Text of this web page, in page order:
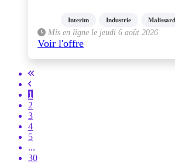
Interim Industrie Malissard
Mis en ligne le jeudi 6 août 2026
Voir l'offre
1
2
3
4
5
...
30